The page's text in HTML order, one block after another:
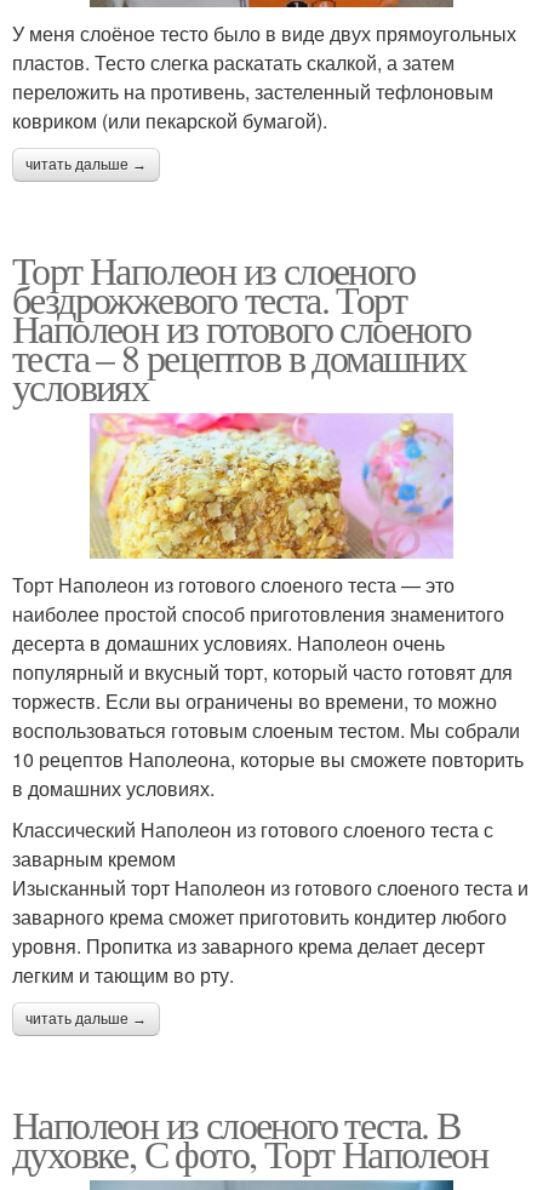
У меня слоёное тесто было в виде двух прямоугольных
пластов. Тесто слегка раскатать скалкой, а затем
переложить на противень, застеленный тефлоновым
ковриком (или пекарской бумагой).
читать дальше →
Торт Наполеон из слоеного
бездрожжевого теста. Торт
Наполеон из готового слоеного
теста – 8 рецептов в домашних
условиях
Торт Наполеон из готового слоеного теста — это
наиболее простой способ приготовления знаменитого
десерта в домашних условиях. Наполеон очень
популярный и вкусный торт, который часто готовят для
торжеств. Если вы ограничены во времени, то можно
воспользоваться готовым слоеным тестом. Мы собрали
10 рецептов Наполеона, которые вы сможете повторить
в домашних условиях.
Классический Наполеон из готового слоеного теста с
заварным кремом
Изысканный торт Наполеон из готового слоеного теста и
заварного крема сможет приготовить кондитер любого
уровня. Пропитка из заварного крема делает десерт
легким и тающим во рту.
читать дальше →
Наполеон из слоеного теста. В
духовке, С фото, Торт Наполеон